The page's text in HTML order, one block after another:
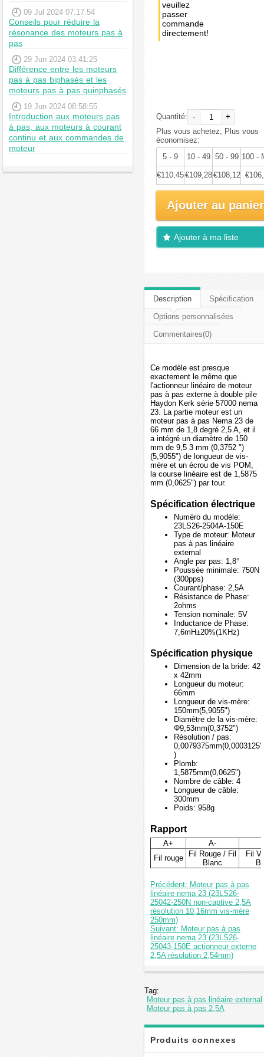
09 Jul 2024 07:17:54
Conseils pour réduire la
résonance des moteurs pas à
pas
29 Jun 2024 03:41:25
Différence entre les moteurs
pas à pas biphasés et les
moteurs pas à pas quinphasés
19 Jun 2024 08:58:55
Introduction aux moteurs pas
à pas, aux moteurs à courant
continu et aux commandes de
moteur
veuillez
passer
commande
directement!
Quantité: -
+
Plus vous achetez, Plus vous
économisez:
5 - 9
10 - 49 50 - 99 100 -
€110,45€109,28€108,12
Ajouter au panier
Ajouter à ma liste
Description
Spécification
Options personnalisées
Commentaires(0)
Ce modèle est presque
exactement le même que
l'actionneur linéaire de moteur
pas à pas externe à double pile
Haydon Kerk série 57000 nema
23. La partie moteur est un
moteur pas à pas Nema 23 de
66 mm de 1,8 degré 2,5 A, et il
a intégré un diamètre de 150
mm de 9,5 3 mm (0,3752 ")
(5,9055") de longueur de vis-
mère et un écrou de vis POM,
la course linéaire est de 1,5875
mm (0,0625") par tour.
Spécification électrique
Numéro du modèle:
23LS26-2504A-150E
Type de moteur: Moteur
pas à pas linéaire
external
Angle par pas: 1,8°
Poussée minimale: 750N
(300pps)
Courant/phase: 2,5A
Résistance de Phase:
2ohms
Tension nominale: 5V
Inductance de Phase:
7,6mH±20%(1KHz)
Spécification physique
Dimension de la bride: 42
x 42mm
Longueur du moteur:
66mm
Longueur de vis-mère:
150mm(5,9055")
Diamètre de la vis-mère:
Φ9,53mm(0,3752")
Résolution / pas:
0,0079375mm(0,0003125"
)
Plomb:
1,5875mm(0,0625")
Nombre de câble: 4
Longueur de câble:
300mm
Poids: 958g
Rapport
A+ A-
Fil rouge
Fil Rouge / Fil
Blanc
Fil
Précédent: Moteur pas à pas
linéaire nema 23 (23LS26-
25042-250N non-captive 2,5A
résolution 10,16mm vis-mère
250mm)
Suivant: Moteur pas à pas
linéaire nema 23 (23LS26-
25043-150E actionneur externe
2,5A résolution 2,54mm)
Tag:
Moteur pas à pas linéaire external
Moteur pas à pas 2,5A
Produits connexes